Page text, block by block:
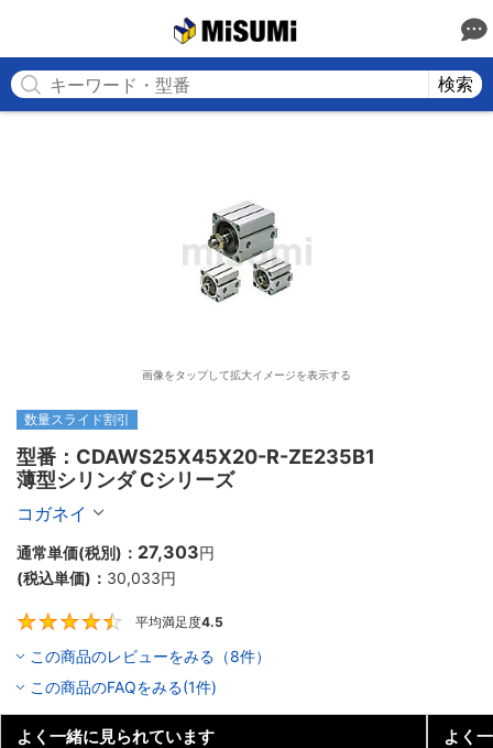
検索
画像をタップして拡大イメージを表示する
数量スライド割引
型番：CDAWS25X45X20-R-ZE235B1
薄型シリンダ Cシリーズ
コガネイ
通常単価(税別)： 27,303円
(税込単価)： 30,033円
平均満足度4.5
この商品のレビューをみる（8件）
この商品のFAQをみる(1件)
よく一緒に見られています よく